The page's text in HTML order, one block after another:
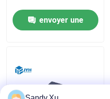
Nouvelles
Demandez une citation
envoyer une